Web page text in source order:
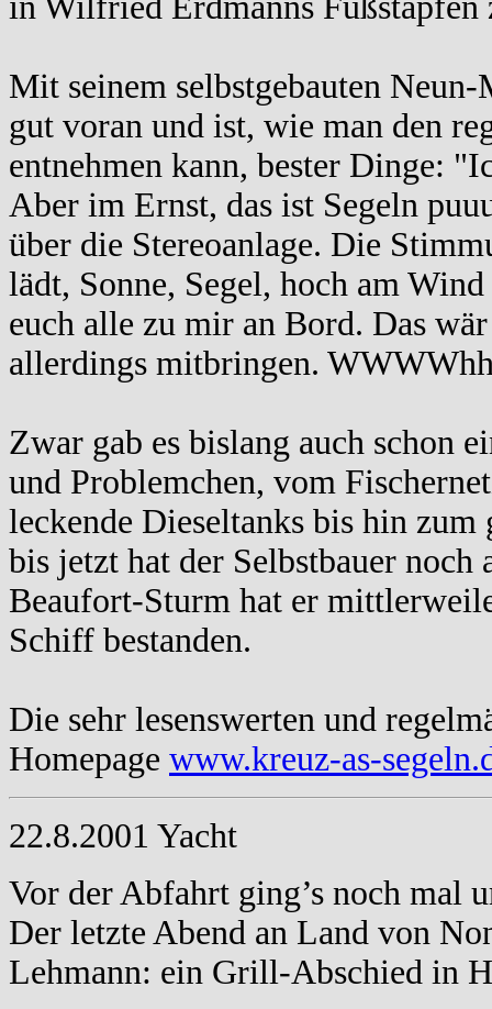
Mit seinem selbstgebauten
gut voran und ist, wie man den
entnehmen kann, bester Dinge:
Aber im Ernst, das ist Segeln
über die Stereoanlage. Die
lädt, Sonne, Segel, hoch am
euch alle zu mir an Bord. Das
allerdings mitbringen.
Zwar gab es bislang auch schon
und Problemchen, vom
leckende Dieseltanks bis hin zum
bis jetzt hat der Selbstbauer
Beaufort-Sturm hat er
Schiff bestanden.
Die sehr lesenswerten und
Homepage www.kreuz-as-
22.8.2001 Yacht
Vor der Abfahrt ging’s noch mal
Der letzte Abend an Land von
Lehmann: ein Grill-Abschied in